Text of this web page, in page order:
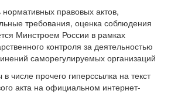
правовых актов,
требования, оценка соблюдения
Минстроем России в рамках
контроля за деятельностью
саморегулируемых организаций
числе прочего гиперссылка на текст
акта на официальном интернет-